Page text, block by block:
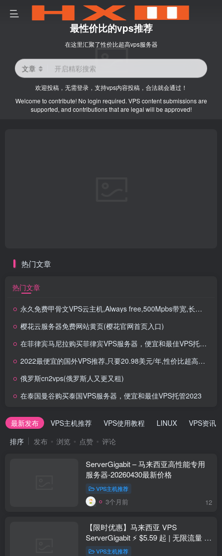
最性价比的vps推荐
在这里汇聚了性价比超高vps服务器
文章 开启精彩搜索
欢迎投稿，无需登录，支持vps内容投稿，合法就会通过！
Welcome to contribute! No login required. VPS content submissions are
supported, and contributions that are legal will be approved!
热门文章
热门文章
永久免费甲骨文VPS云主机,Always free,500Mpbs带宽,长期免费云主机
樱花云服务器免费网站黄页(樱花官网首页入口)
在菲律宾马尼拉购买菲律宾VPS服务器，便宜和最佳VPS托管2023
2022最便宜的国外VPS推荐,只要20.98美元/年,性价比超高得VPS
俄罗斯cn2vps(俄罗斯人又更又租)
在泰国曼谷购买泰国VPS服务器，便宜和最佳VPS托管2023
最新发布 VPS主机推荐 VPS使用教程 LINUX
VPS资讯
排序
发布 浏览 点赞 评论
ServerGigabit – 马来西亚高性能专用
服务器-20260430最新价格
VPS主机推荐
3个月前 12
【限时优惠】马来西亚 VPS
ServerGigabit ⚡ $5.59 起 | 无限流量 |
100Mbps | SGVPS10 10% 折扣
VPS主机推荐